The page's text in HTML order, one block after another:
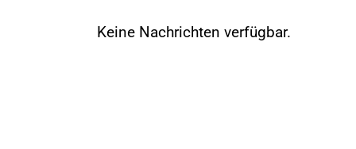
Keine Nachrichten verfügbar.